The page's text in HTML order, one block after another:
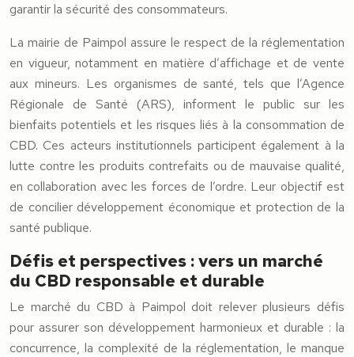
garantir la sécurité des consommateurs.
La mairie de Paimpol assure le respect de la réglementation
en vigueur, notamment en matière d’affichage et de vente
aux mineurs. Les organismes de santé, tels que l’Agence
Régionale de Santé (ARS), informent le public sur les
bienfaits potentiels et les risques liés à la consommation de
CBD. Ces acteurs institutionnels participent également à la
lutte contre les produits contrefaits ou de mauvaise qualité,
en collaboration avec les forces de l’ordre. Leur objectif est
de concilier développement économique et protection de la
santé publique.
Défis et perspectives : vers un marché
du CBD responsable et durable
Le marché du CBD à Paimpol doit relever plusieurs défis
pour assurer son développement harmonieux et durable : la
concurrence, la complexité de la réglementation, le manque